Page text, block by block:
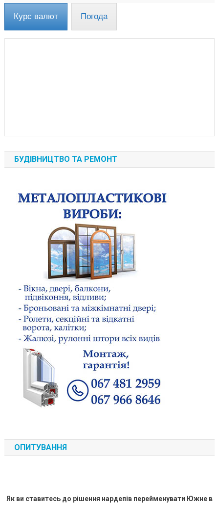
Курс валют Погода
БУДІВНИЦТВО ТА РЕМОНТ
ОПИТУВАННЯ
Як ви ставитесь до рішення нардепів перейменувати Южне в